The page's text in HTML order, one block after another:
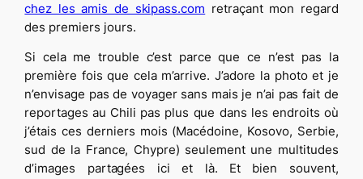
chez les amis de skipass.com retraçant mon regard
des premiers jours.
Si cela me trouble c’est parce que ce n’est pas la
première fois que cela m’arrive. J’adore la photo et je
n’envisage pas de voyager sans mais je n’ai pas fait de
reportages au Chili pas plus que dans les endroits où
j’étais ces derniers mois (Macédoine, Kosovo, Serbie,
sud de la France, Chypre) seulement une multitudes
d’images partagées ici et là. Et bien souvent,